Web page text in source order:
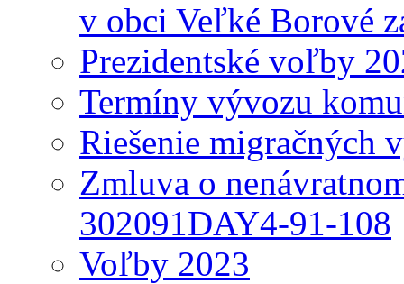
v obci Veľké Borové
Prezidentské voľby
Termíny vývozu
Riešenie migračných
Zmluva o
302091DAY4-91-108
Voľby 2023